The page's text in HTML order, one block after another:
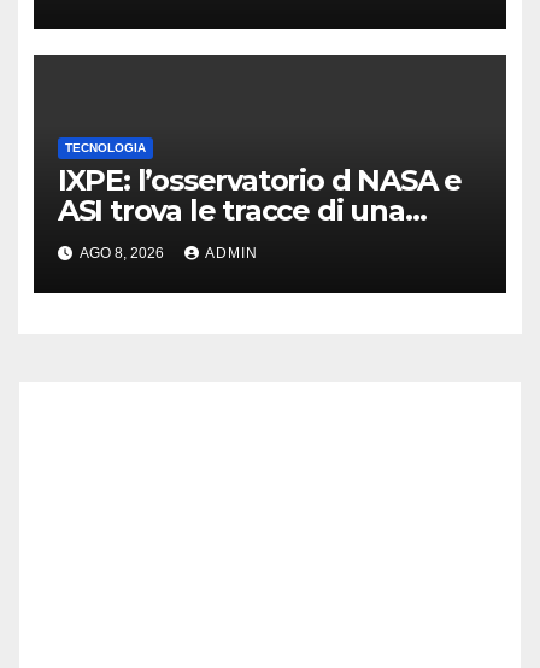
TECNOLOGIA
IXPE: l’osservatorio d NASA e
ASI trova le tracce di una
teoria formulata 90 anni fa
AGO 8, 2026 ADMIN